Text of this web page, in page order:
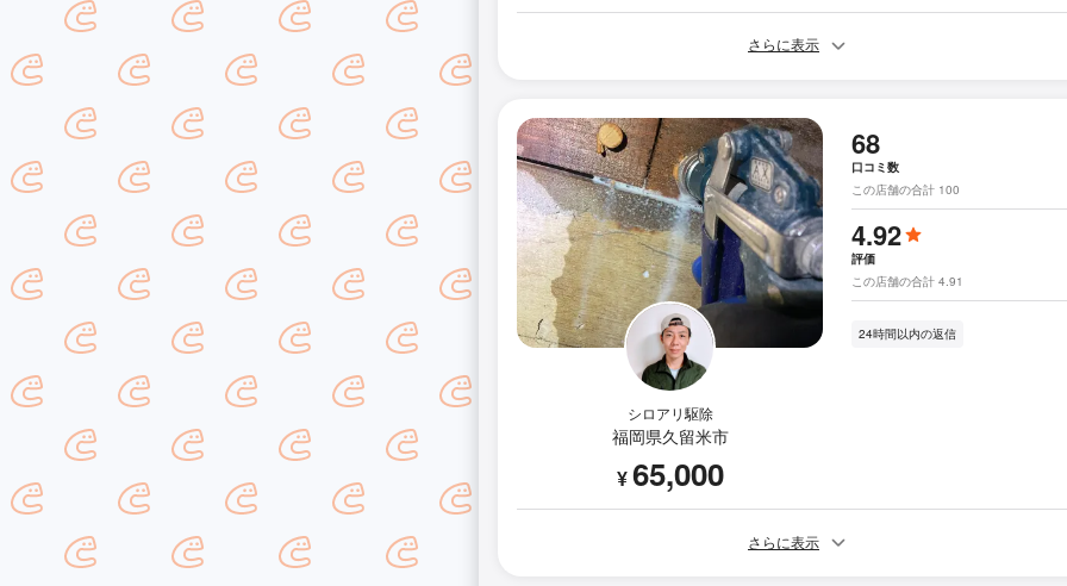
さらに表示
シロアリ駆除
福岡県久留米市
¥65,000
68
口コミ数
この店舗の合計 100
4.92
評価
この店舗の合計 4.91
24時間以内の返信
さらに表示